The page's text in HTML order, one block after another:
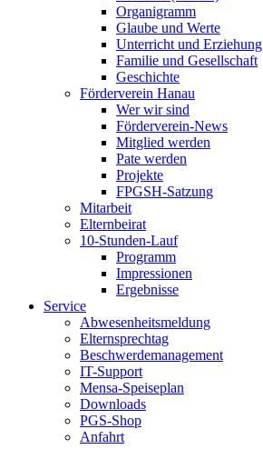
Organigramm
Glaube und Werte
Unterricht und Erziehung
Familie und Gesellschaft
Geschichte
Förderverein Hanau
Wer wir sind
Förderverein-News
Mitglied werden
Pate werden
Projekte
FPGSH-Satzung
Mitarbeit
Elternbeirat
10-Stunden-Lauf
Programm
Impressionen
Ergebnisse
Service
Abwesenheitsmeldung
Elternsprechtag
Beschwerdemanagement
IT-Support
Mensa-Speiseplan
Downloads
PGS-Shop
Anfahrt